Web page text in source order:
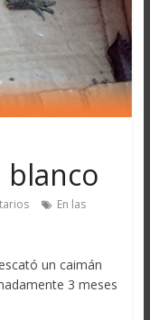
blanco
En las
un caimán
3 meses